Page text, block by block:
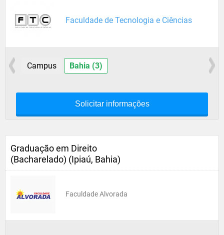
Faculdade de Tecnologia e Ciências
Campus Bahia (3)
Solicitar informações
Graduação em Direito
(Bacharelado) (Ipiaú, Bahia)
Faculdade Alvorada